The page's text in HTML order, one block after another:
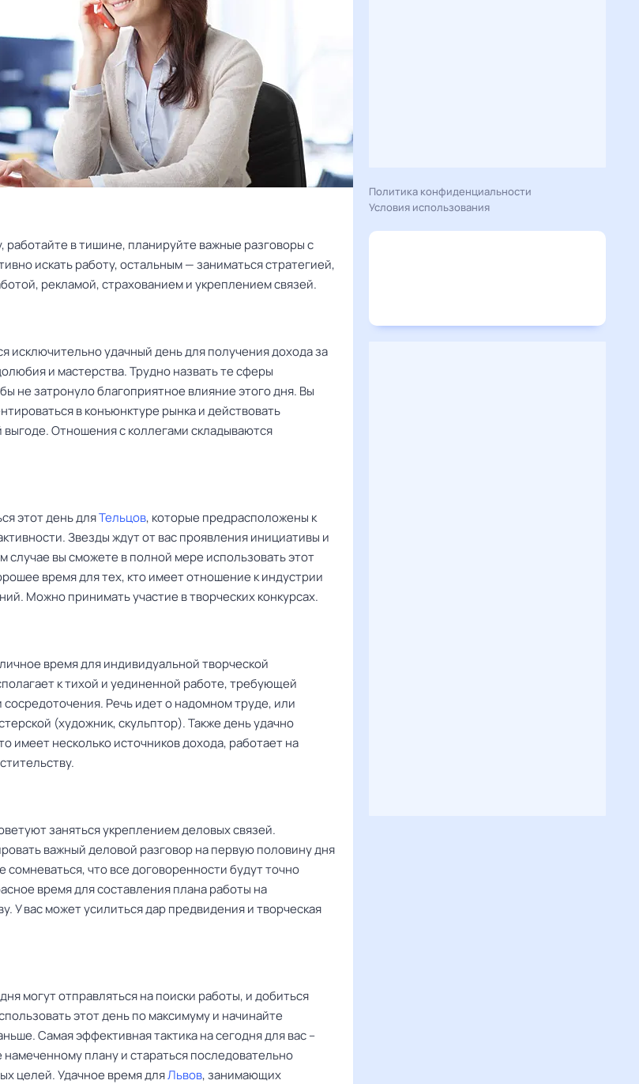
работайте в тишине, планируйте важные разговоры с
искать работу, остальным — заниматься стратегией,
рекламой, страхованием и укреплением связей.
исключительно удачный день для получения дохода за
и мастерства. Трудно назвать те сферы
не затронуло благоприятное влияние этого дня. Вы
в конъюнктуре рынка и действовать
Отношения с коллегами складываются
этот день дляТельцов, которые предрасположены к
Звезды ждут от вас проявления инициативы и
случае вы сможете в полной мере использовать этот
время для тех, кто имеет отношение к индустрии
Можно принимать участие в творческих конкурсах.
время для индивидуальной творческой
к тихой и уединенной работе, требующей
сосредоточения. Речь идет о надомном труде, или
(художник, скульптор). Также день удачно
имеет несколько источников дохода, работает на
заняться укреплением деловых связей.
важный деловой разговор на первую половину дня
сомневаться, что все договоренности будут точно
время для составления плана работы на
У вас может усилиться дар предвидения и творческая
могут отправляться на поиски работы, и добиться
этот день по максимуму и начинайте
Самая эффективная тактика на сегодня для вас –
намеченному плану и стараться последовательно
целей. Удачное время дляЛьвов, занимающих
Политика конфиденциальности
Условия использования